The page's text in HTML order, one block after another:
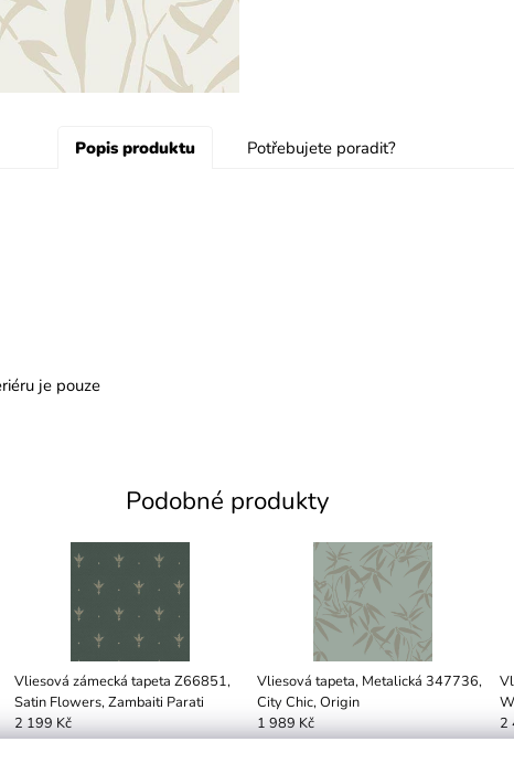
Popis produktu Potřebujete poradit?
je pouze
Podobné produkty
Vliesová zámecká tapeta Z66851,
Satin Flowers, Zambaiti Parati
2 199 Kč
Vliesová tapeta, Metalická 347736,
City Chic, Origin
1 989 Kč
2